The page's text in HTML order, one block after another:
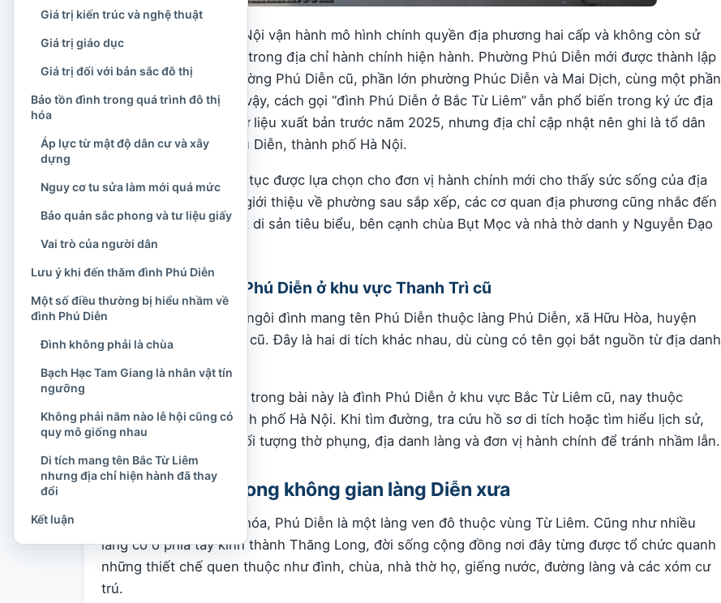
Từ ngày 1/7/2025, Hà Nội vận hành mô hình chính quyền địa phương hai cấp và không còn sử
dụng cấp quận, huyện trong địa chỉ hành chính hiện hành. Phường Phú Diễn mới được thành lập
trên cơ sở toàn bộ phường Phú Diễn cũ, phần lớn phường Phúc Diễn và Mai Dịch, cùng một phần
phường Cổ Nhuế 1. Vì vậy, cách gọi “đình Phú Diễn ở Bắc Từ Liêm” vẫn phổ biến trong ký ức địa
phương và trong các tư liệu xuất bản trước năm 2025, nhưng địa chỉ cập nhật nên ghi là tổ dân
phố số 18, phường Phú Diễn, thành phố Hà Nội.
Việc tên Phú Diễn tiếp tục được lựa chọn cho đơn vị hành chính mới cho thấy sức sống của địa
danh này. Trong phần giới thiệu về phường sau sắp xếp, các cơ quan địa phương cũng nhắc đến
đình Phú Diễn như một di sản tiêu biểu, bên cạnh chùa Bụt Mọc và nhà thờ danh y Nguyễn Đạo
An.
Phân biệt với đình Phú Diễn ở khu vực Thanh Trì cũ
Tại Hà Nội còn có một ngôi đình mang tên Phú Diễn thuộc làng Phú Diễn, xã Hữu Hòa, huyện
Thanh Trì theo địa giới cũ. Đây là hai di tích khác nhau, dù cùng có tên gọi bắt nguồn từ địa danh
Ngôi đình được đề cập trong bài này là đình Phú Diễn ở khu vực Bắc Từ Liêm cũ, nay thuộc
phường Phú Diễn, thành phố Hà Nội. Khi tìm đường, tra cứu hồ sơ di tích hoặc tìm hiểu lịch sử,
người đọc nên chú ý đối tượng thờ phụng, địa danh làng và đơn vị hành chính để tránh nhầm lẫn.
Đình Phú Diễn trong không gian làng Diễn xưa
Trước quá trình đô thị hóa, Phú Diễn là một làng ven đô thuộc vùng Từ Liêm. Cũng như nhiều
làng cổ ở phía tây kinh thành Thăng Long, đời sống cộng đồng nơi đây từng được tổ chức quanh
những thiết chế quen thuộc như đình, chùa, nhà thờ họ, giếng nước, đường làng và các xóm cư
trú.
Giá trị kiến trúc và nghệ thuật
Giá trị giáo dục
Giá trị đối với bản sắc đô thị
Bảo tồn đình trong quá trình đô thị
hóa
Áp lực từ mật độ dân cư và xây
dựng
Nguy cơ tu sửa làm mới quá mức
Bảo quản sắc phong và tư liệu giấy
Vai trò của người dân
Lưu ý khi đến thăm đình Phú Diễn
Một số điều thường bị hiểu nhầm về
đình Phú Diễn
Đình không phải là chùa
Bạch Hạc Tam Giang là nhân vật tín
ngưỡng
Không phải năm nào lễ hội cũng có
quy mô giống nhau
Di tích mang tên Bắc Từ Liêm
nhưng địa chỉ hiện hành đã thay
đổi
Kết luận